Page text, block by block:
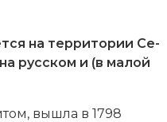
на тер­ри­то­рии Се­
русском и (в ма­лой
вы­шла в 1798